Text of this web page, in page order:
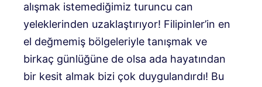
alışmak istemediğimiz turuncu can
yeleklerinden uzaklaştırıyor! Filipinler’in en
el değmemiş bölgeleriyle tanışmak ve
birkaç günlüğüne de olsa ada hayatından
bir kesit almak bizi çok duygulandırdı! Bu